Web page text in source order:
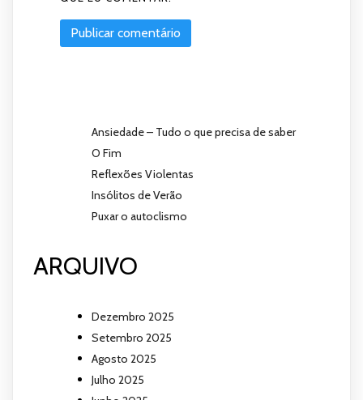
Ansiedade – Tudo o que precisa de saber
O Fim
Reflexões Violentas
Insólitos de Verão
Puxar o autoclismo
ARQUIVO
Dezembro 2025
Setembro 2025
Agosto 2025
Julho 2025